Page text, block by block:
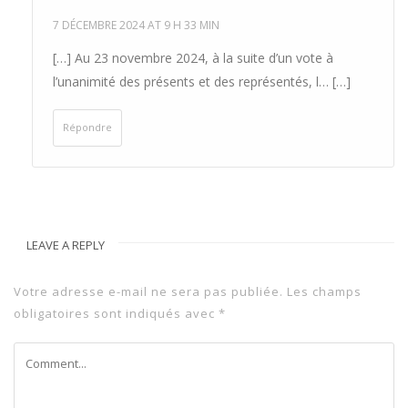
7 DÉCEMBRE 2024 AT 9 H 33 MIN
[…] Au 23 novembre 2024, à la suite d’un vote à
l’unanimité des présents et des représentés, l… […]
Répondre
LEAVE A REPLY
Votre adresse e-mail ne sera pas publiée. Les champs
obligatoires sont indiqués avec *